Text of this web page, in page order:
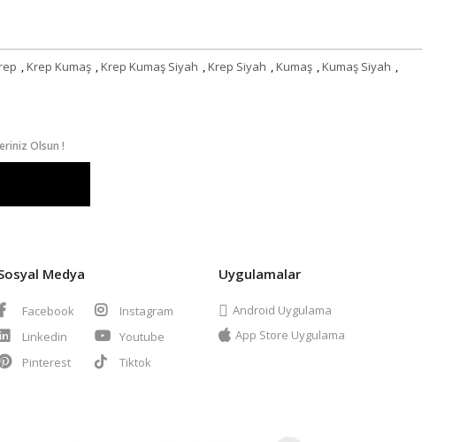
,Krep Kumaş ,Krep Kumaş Siyah ,Krep Siyah ,Kumaş ,Kumaş Siyah ,
Olsun !
Medya
Facebook
Instagram
Linkedin
Youtube
Pinterest
Tiktok
Uygulamalar
Android Uygulama
App Store Uygulama